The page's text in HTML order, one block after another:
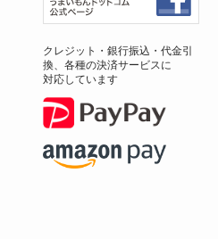
クレジット・銀行振込・代金引
換、各種の決済サービスに
対応しています